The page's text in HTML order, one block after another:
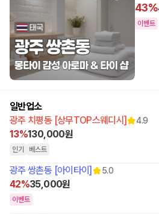
43%
이벤트
일반업소
광주 치평동 [상무TOP스웨디시]
4.9
13%130,000원
인기 베스트
광주 쌍촌동 [아이타이] 5.0
42%35,000원
이벤트